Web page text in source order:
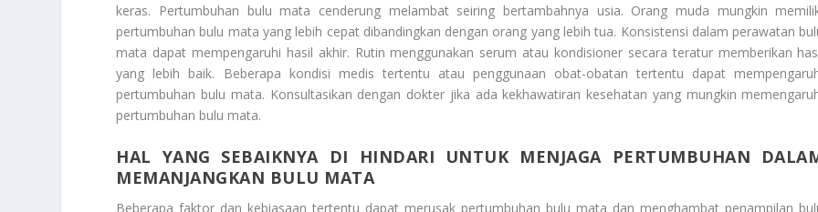
keras. Pertumbuhan bulu mata cenderung melambat seiring bertambahnya usia. Orang muda mungkin
pertumbuhan bulu mata yang lebih cepat dibandingkan dengan orang yang lebih tua. Konsistensi dalam perawatan
mata dapat mempengaruhi hasil akhir. Rutin menggunakan serum atau kondisioner secara teratur memberikan
yang lebih baik. Beberapa kondisi medis tertentu atau penggunaan obat-obatan tertentu dapat
pertumbuhan bulu mata. Konsultasikan dengan dokter jika ada kekhawatiran kesehatan yang mungkin
pertumbuhan bulu mata.
HAL YANG SEBAIKNYA DI HINDARI UNTUK MENJAGA PERTUMBUHAN
MEMANJANGKAN BULU MATA
Beberapa faktor dan kebiasaan tertentu dapat merusak pertumbuhan bulu mata dan menghambat penampilan